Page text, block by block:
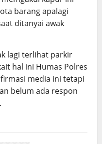
barang apalagi
ditanyai awak
lagi terlihat parkir
hal ini Humas Polres
media ini tetapi
belum ada respon